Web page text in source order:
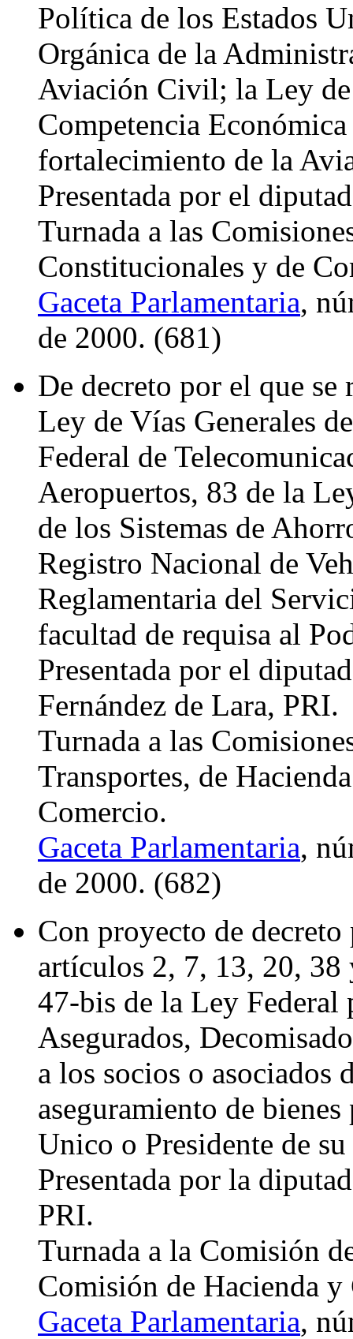
Política de los Estados
Orgánica de la
Aviación Civil; la Ley
Competencia
fortalecimiento de la
Presentada por el
Turnada a las
Constitucionales y de
Gaceta Parlamentaria,
de 2000. (681)
De decreto por el que
Ley de Vías Generales
Federal de
Aeropuertos, 83 de la
de los Sistemas de
Registro Nacional de
Reglamentaria del
facultad de requisa al
Presentada por el
Fernández de Lara, PRI.
Turnada a las
Transportes, de
Comercio.
Gaceta Parlamentaria,
de 2000. (682)
Con proyecto de
artículos 2, 7, 13, 20,
47-bis de la Ley Federal
Asegurados,
a los socios o asociados
aseguramiento de
Unico o Presidente de
Presentada por la
PRI.
Turnada a la Comisión
Comisión de Hacienda
Gaceta Parlamentaria,